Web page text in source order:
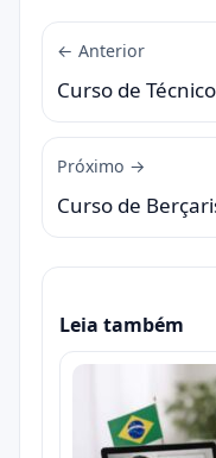
← Anterior
Curso de
Próximo →
Curso de
Leia também